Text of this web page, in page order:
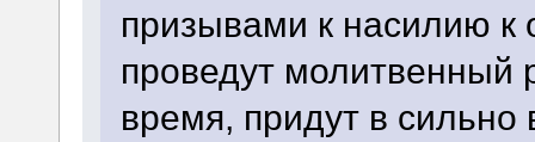
призывами к насилию к
проведут молитвенный
время, придут в сильно